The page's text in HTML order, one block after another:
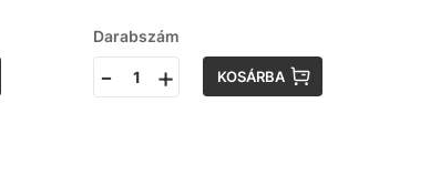
Darabszám
- + KOSÁRBA